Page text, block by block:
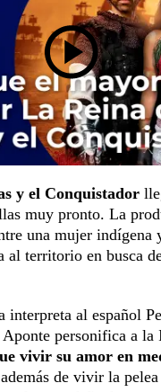
y el Conquistador
muy pronto. La
una mujer indígena
al territorio en busca
interpreta al español
personifica a la
vivir su amor en
además de vivir la pelea